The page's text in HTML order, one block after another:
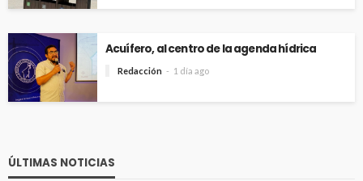
Acuífero, al centro de la agenda hídrica
Redacción 1 día ago
ÚLTIMAS NOTICIAS